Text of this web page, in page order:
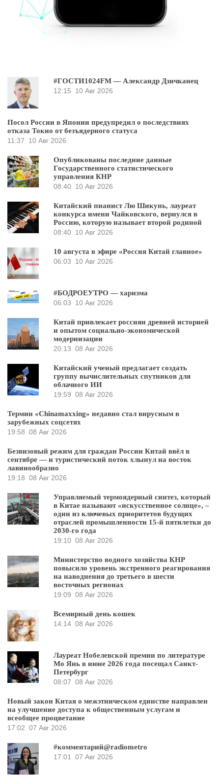
#ГОСТИ1024FM — Александр Дзичканец
12:15
10 Авг 2026
Посол России в Японии предупредил о последствиях
отказа Токио от безъядерного статуса
11:37
10 Авг 2026
Опубликованы последние данные
Государственного статистического
управления КНР
08:40 10 Авг 2026
Китайский пианист Лю Шикунь, лауреат
конкурса имени Чайковского, вернулся в
Россию, которую называет второй родиной
08:40 10 Авг 2026
10 августа в эфире «Россия Китай главное»
06:03
10 Авг 2026
#БОДРОЕУТРО — харизма
06:03
10 Авг 2026
Китай привлекает россиян древней историей
и опытом социально-экономической
модернизации
20:13 08 Авг 2026
Китайский ученый предлагает создать
группу вычислительных спутников для
облачного ИИ
19:59 08 Авг 2026
Термин «Chinamaxxing» недавно стал вирусным в
зарубежных соцсетях
19:58 08 Авг 2026
Безвизовый режим для граждан России Китай ввёл в
сентябре — и туристический поток хлынул на восток
лавинообразно
19:18 08 Авг 2026
Управляемый термоядерный синтез, который
в Китае называют «искусственное солнце», –
один из ключевых приоритетов будущих
отраслей промышленности 15-й пятилетки до
2030-го года
19:10 08 Авг 2026
Министерство водного хозяйства КНР
повысило уровень экстренного реагирования
на наводнения до третьего в шести
восточных регионах
19:09 08 Авг 2026
Всемирный день кошек
14:14 08 Авг 2026
Лауреат Нобелевской премии по литературе
Мо Янь в июне 2026 года посещал Санкт-
Петербург
08:07 08 Авг 2026
Новый закон Китая о межэтническом единстве направлен
на улучшение доступа к общественным услугам и
всеобщее процветание
17:02 07 Авг 2026
#комментарий@radiometro
17:01
07 Авг 2026